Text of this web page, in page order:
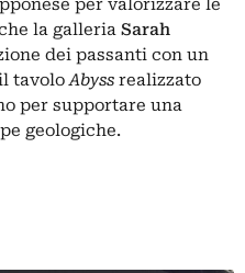
per valorizzare le
la galleria Sarah
dei passanti con un
tavoloAbyss realizzato
per supportare una
geologiche.